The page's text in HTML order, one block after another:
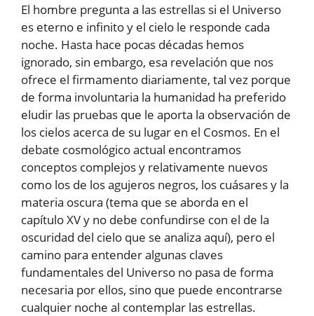
El hombre pregunta a las estrellas si el Universo
es eterno e infinito y el cielo le responde cada
noche. Hasta hace pocas décadas hemos
ignorado, sin embargo, esa revelación que nos
ofrece el firmamento diariamente, tal vez porque
de forma involuntaria la humanidad ha preferido
eludir las pruebas que le aporta la observación de
los cielos acerca de su lugar en el Cosmos. En el
debate cosmológico actual encontramos
conceptos complejos y relativamente nuevos
como los de los agujeros negros, los cuásares y la
materia oscura (tema que se aborda en el
capítulo XV y no debe confundirse con el de la
oscuridad del cielo que se analiza aquí), pero el
camino para entender algunas claves
fundamentales del Universo no pasa de forma
necesaria por ellos, sino que puede encontrarse
cualquier noche al contemplar las estrellas.